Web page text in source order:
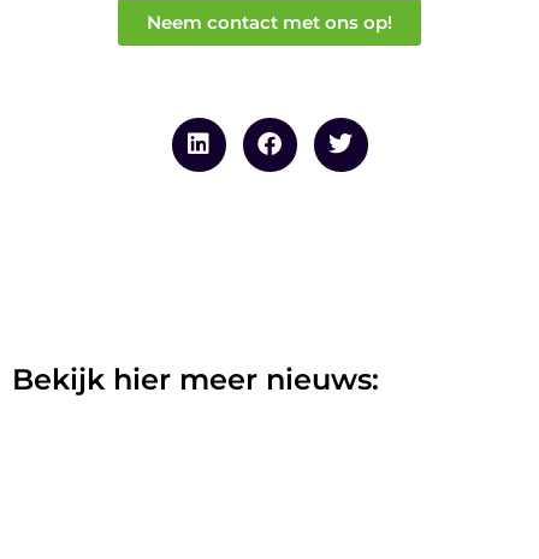
Neem contact met ons op!
Bekijk hier meer nieuws: